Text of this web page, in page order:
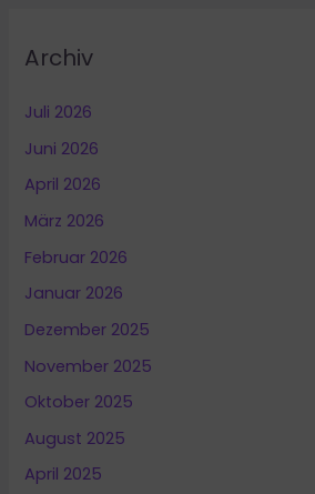
Archiv
Juli 2026
Juni 2026
April 2026
März 2026
Februar 2026
Januar 2026
Dezember 2025
November 2025
Oktober 2025
August 2025
April 2025